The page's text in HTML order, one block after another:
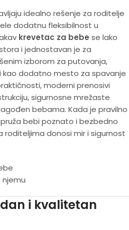
idealno rešenje za roditelje
dodatnu fleksibilnost u
krevetac za bebe se lako
i jednostavan je za
izborom za putovanja,
kao dodatno mesto za spavanje
moderni prenosivi
sigurnosne mrežaste
bebama. Kada je pravilno
bebi poznato i bezbedno
roditeljima donosi mir i sigurnost
njemu
i kvalitetan